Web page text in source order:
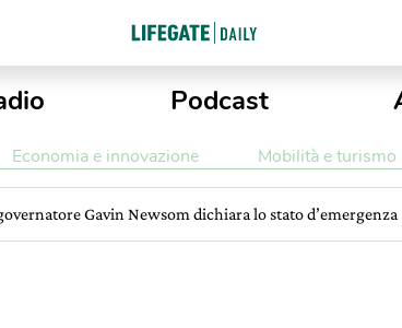
Podcast
Economia e innovazione Mobilità e turismo
Gavin Newsom dichiara lo stato d’emergenza